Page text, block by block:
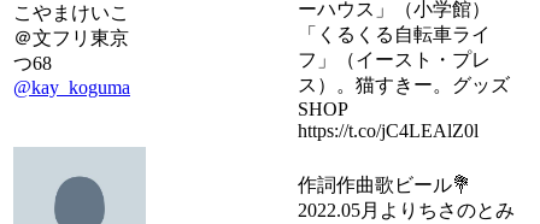
こやまけいこ
＠文フリ東京
つ68
@kay_koguma
ーハウス」（小学館）
「くるくる自転車ライ
フ」（イースト・プレ
ス）。猫すきー。グッズ
SHOP
https://t.co/jC4LEAlZ0l
作詞作曲歌ビール💐
2022.05月よりちさのとみ